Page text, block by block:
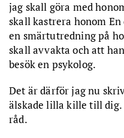
jag skall göra med
skall kastrera honom
en smärtutredning på
skall avvakta och att
besök en psykolog.
Det är därför jag nu
älskade lilla kille till dig.
råd.